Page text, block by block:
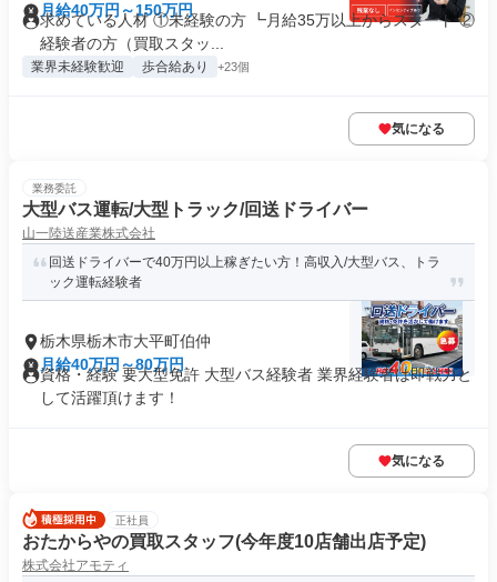
月給40万円～150万円
求めている人材 ①未経験の方 ┗月給35万以上からスタート ②
経験者の方（買取スタッ...
業界未経験歓迎 歩合給あり +23個
気になる
業務委託
大型バス運転/大型トラック/回送ドライバー
山一陸送産業株式会社
回送ドライバーで40万円以上稼ぎたい方！高収入/大型バス、トラ
ック運転経験者
栃木県栃木市大平町伯仲
月給40万円～80万円
資格・経験 要大型免許 大型バス経験者 業界経験者は即戦力と
して活躍頂けます！
気になる
正社員
おたからやの買取スタッフ(今年度10店舗出店予定)
株式会社アモティ